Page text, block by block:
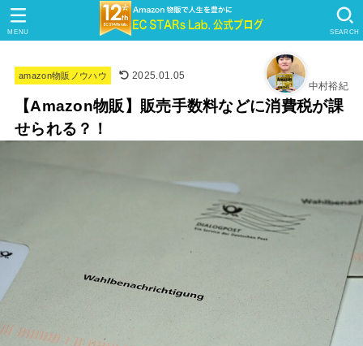
SEARCH
MENU
amazon物販ノウハウ
2025.01.05
中村裕紀
【Amazon物販】販売手数料などに消費税が課
せられる？！